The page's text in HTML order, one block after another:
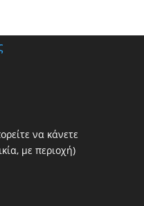
να κάνετε
με περιοχή)